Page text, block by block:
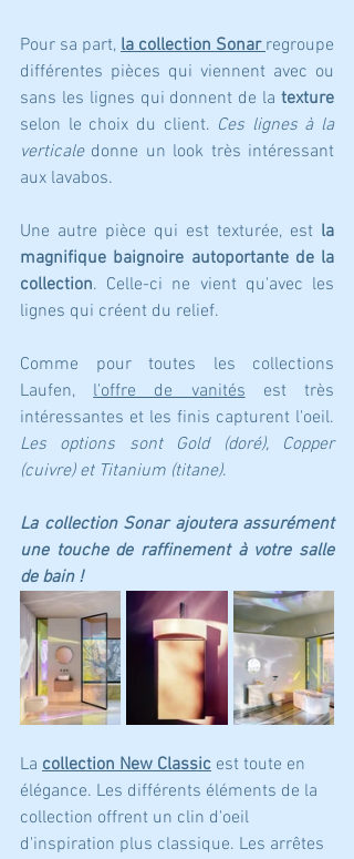
Pour sa part, la collection Sonar regroupe
différentes pièces qui viennent avec ou
sans les lignes qui donnent de la texture
selon le choix du client. Ces lignes à la
verticale donne un look très intéressant
aux lavabos.
Une autre pièce qui est texturée, est la
magnifique baignoire autoportante de la
collection. Celle-ci ne vient qu'avec les
lignes qui créent du relief.
Comme pour toutes les collections
Laufen, l'offre de vanités est très
Les options sont Gold (doré), Copper
(cuivre) et Titanium (titane).
La collection Sonar ajoutera assurément
une touche de raffinement à votre salle
de bain !
La collection New Classic est toute en
élégance. Les différents éléments de la
collection offrent un clin d'oeil
d'inspiration plus classique. Les arrêtes